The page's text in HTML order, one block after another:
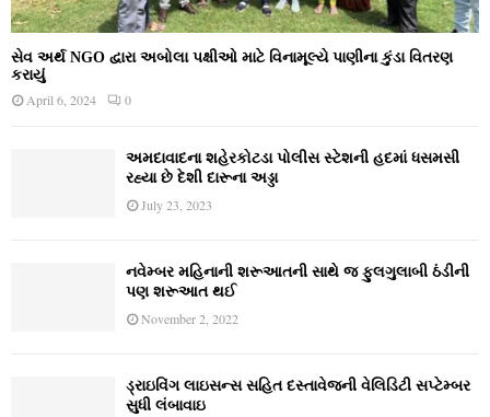
સેવ અર્થ NGO દ્વારા અબોલા પક્ષીઓ માટે વિનામૂલ્યે પાણીના કુંડા વિતરણ
કરાયું
April 6, 2024 0
અમદાવાદના શહેરકોટડા પોલીસ સ્ટેશની હદમાં ધસમસી
રહ્યા છે દેશી દારૂના અડ્ડા
July 23, 2023
નવેમ્‍બર મહિનાની શરૂઆતની સાથે જ ફુલગુલાબી ઠંડીની
પણ શરૂઆત થઈ
November 2, 2022
ડ્રાઇવિંગ લાઇસન્સ સહિત દસ્તાવેજની વેલિડિટી સપ્ટેમ્બર
સુધી લંબાવાઇ